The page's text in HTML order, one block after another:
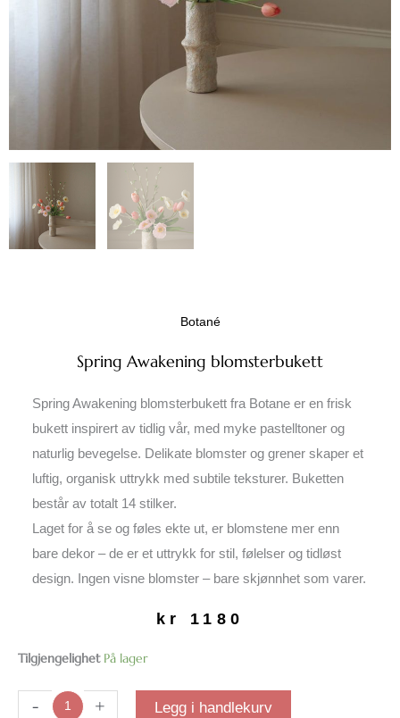
Botané
Spring Awakening blomsterbukett
Spring Awakening blomsterbukett fra Botane er en frisk
bukett inspirert av tidlig vår, med myke pastelltoner og
naturlig bevegelse. Delikate blomster og grener skaper et
luftig, organisk uttrykk med subtile teksturer. Buketten
består av totalt 14 stilker.
Laget for å se og føles ekte ut, er blomstene mer enn
bare dekor – de er et uttrykk for stil, følelser og tidløst
design. Ingen visne blomster – bare skjønnhet som varer.
kr 1180
Tilgjengelighet På lager
-
Spring
blomsterbukett+ Legg i handlekurv